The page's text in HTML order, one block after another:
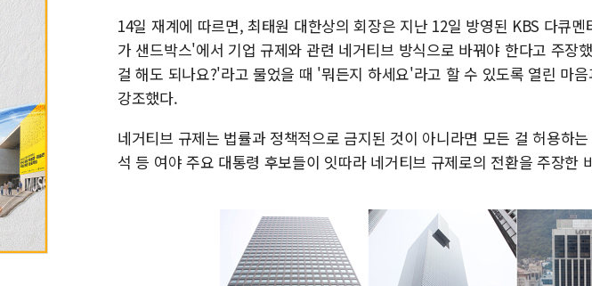
14일 재계에 따르면, 최태원 대한상의 회장은 지난 12일 방영된 KBS 다큐
가 샌드박스'에서 기업 규제와 관련 네거티브 방식으로 바꿔야 한다고 주장
걸 해도 되나요?'라고 물었을 때 '뭐든지 하세요'라고 할 수 있도록 열린 마
강조했다.
네거티브 규제는 법률과 정책적으로 금지된 것이 아니라면 모든 걸 허용하
석 등 여야 주요 대통령 후보들이 잇따라 네거티브 규제로의 전환을 주장한